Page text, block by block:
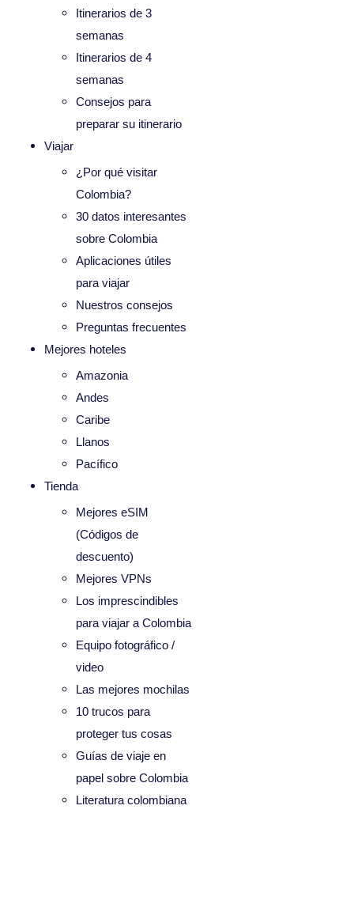
Itinerarios de 3
semanas
Itinerarios de 4
semanas
Consejos para
preparar su itinerario
Viajar
¿Por qué visitar
Colombia?
30 datos interesantes
sobre Colombia
Aplicaciones útiles
para viajar
Nuestros consejos
Preguntas frecuentes
Mejores hoteles
Amazonia
Andes
Caribe
Llanos
Pacífico
Tienda
Mejores eSIM
(Códigos de
descuento)
Mejores VPNs
Los imprescindibles
para viajar a Colombia
Equipo fotográfico /
video
Las mejores mochilas
10 trucos para
proteger tus cosas
Guías de viaje en
papel sobre Colombia
Literatura colombiana